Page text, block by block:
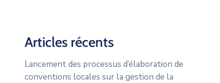
Articles récents
Lancement des processus d’élaboration de
conventions locales sur la gestion de la